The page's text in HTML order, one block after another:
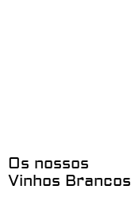
Os nossos
Vinhos Brancos